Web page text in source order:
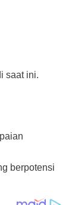
saat ini.
berpotensi